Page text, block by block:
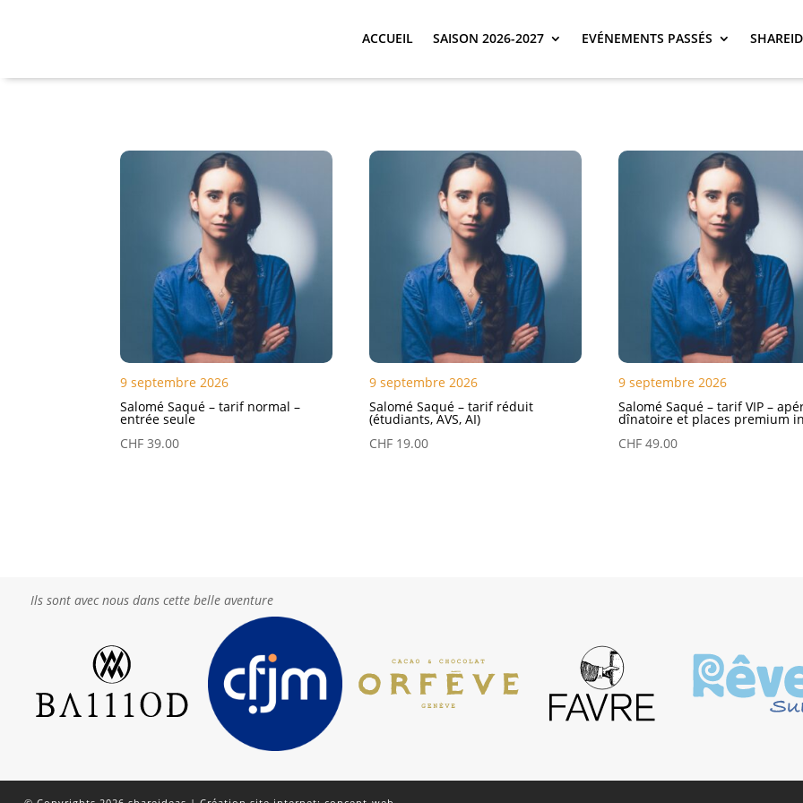
ACCUEIL SAISON 2026-2027 EVÉNEMENTS PASSÉS
9 septembre 2026
Salomé Saqué – tarif normal –
entrée seule
CHF 39.00
9 septembre 2026
Salomé Saqué – tarif réduit
(étudiants, AVS, AI)
CHF 19.00
9 septembre 2026
Salomé Saqué – tarif VIP –
dînatoire et places premium
CHF 49.00
Ils sont avec nous dans cette belle aventure